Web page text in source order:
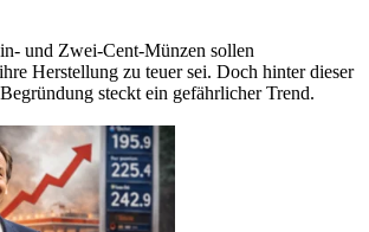
und Zwei-Cent-Münzen sollen
Herstellung zu teuer sei. Doch hinter dieser
steckt ein gefährlicher Trend.